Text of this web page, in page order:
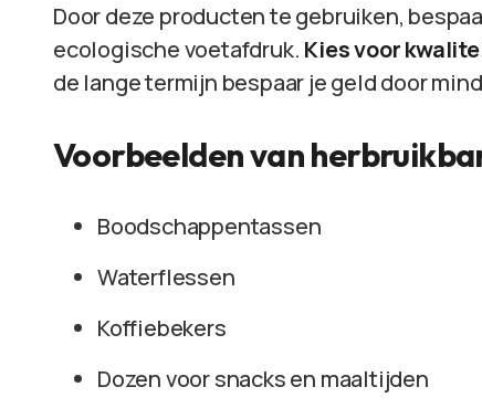
Door deze producten te gebruiken,
ecologische voetafdruk. Kies voor
de lange termijn bespaar je geld door
Voorbeelden van
Boodschappentassen
Waterflessen
Koffiebekers
Dozen voor snacks en maaltijden